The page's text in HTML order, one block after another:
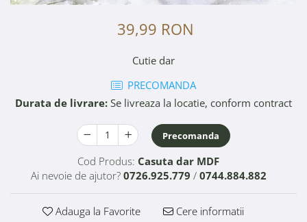
39,99 RON
Cutie dar
PRECOMANDA
Durata de livrare: Se livreaza la locatie, conform contract
Precomanda
Cod Produs: Casuta dar MDF
Ai nevoie de ajutor? 0726.925.779 / 0744.884.882
Adauga la Favorite Cere informatii